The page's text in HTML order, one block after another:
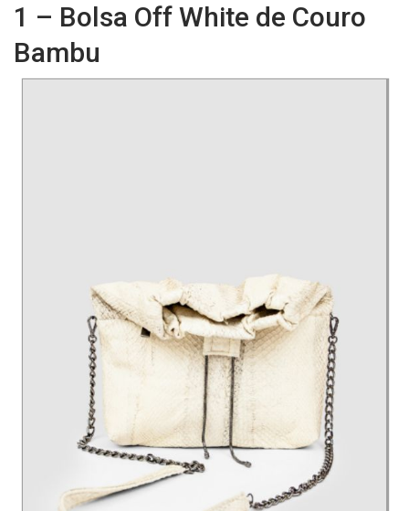
1 – Bolsa Off White de Couro
Bambu